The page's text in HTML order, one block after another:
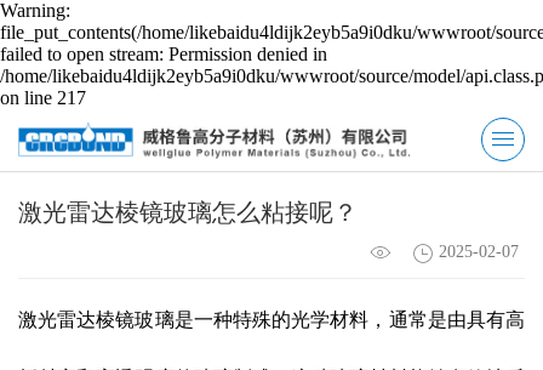
Warning:
file_put_contents(/home/likebaidu4ldijk2eyb5a9i0dku/wwwroot/
failed to open stream: Permission denied in
/home/likebaidu4ldijk2eyb5a9i0dku/wwwroot/source/model/
on line 217
激光雷达棱镜玻璃怎么粘接呢？
2025-02-07
激光雷达棱镜玻璃是一种特殊的光学材料，通常是由具有高